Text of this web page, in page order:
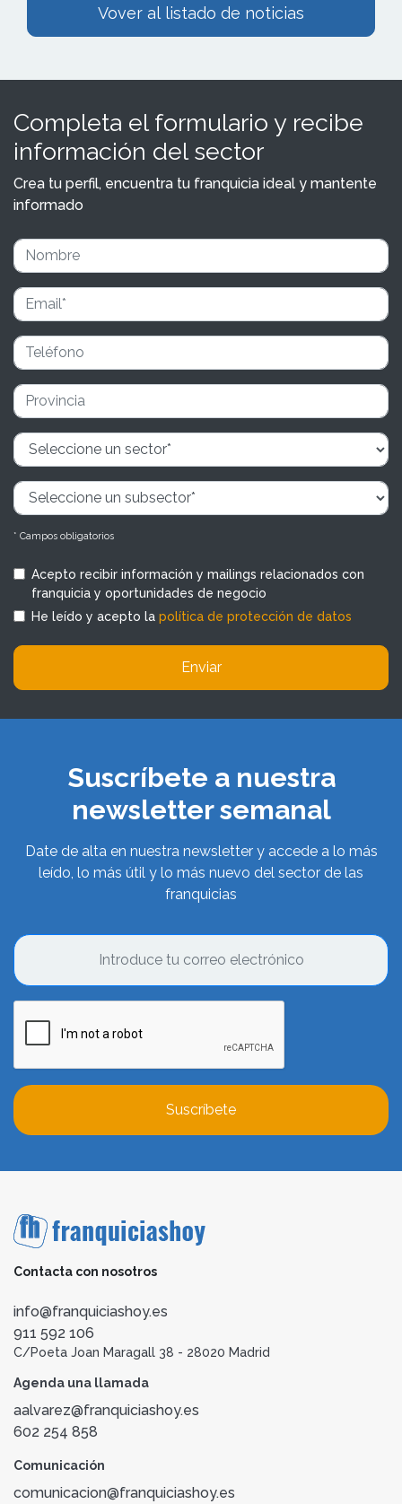
Vover al listado de noticias
Completa el formulario y recibe
información del sector
Crea tu perfil, encuentra tu franquicia ideal y mantente
informado
* Campos obligatorios
Acepto recibir información y mailings relacionados con
franquicia y oportunidades de negocio
He leído y acepto la política de protección de datos
Enviar
Suscríbete a nuestra
newsletter semanal
Date de alta en nuestra newsletter y accede a lo más
leído, lo más útil y lo más nuevo del sector de las
franquicias
Suscríbete
Contacta con nosotros
info@franquiciashoy.es
911 592 106
C/Poeta Joan Maragall 38 - 28020 Madrid
Agenda una llamada
aalvarez@franquiciashoy.es
602 254 858
Comunicación
comunicacion@franquiciashoy.es